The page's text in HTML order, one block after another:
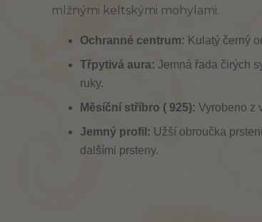
mlžnými keltskými mohylami.
Ochranné centrum: Kulatý černý
Třpytivá aura: Jemná řada čirých
ruky.
Měsíční stříbro ( 925): Vyrobeno z
Jemný profil: Užší obroučka
dalšími prsteny.